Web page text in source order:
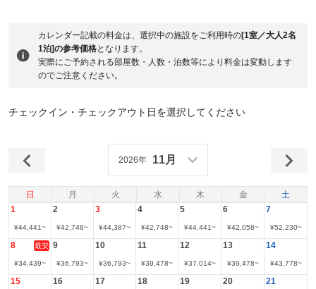
カレンダー記載の料金は、選択中の施設をご利用時の[1室／大人2名
1泊]の参考価格となります。
実際にご予約される部屋数・人数・泊数等により料金は変動します
のでご注意ください。
チェックイン・チェックアウト日を選択してください
日 月 火 水 木 金 土
2026年 11月
1
¥44,441~
2
¥42,748~
3
¥44,387~
4
¥42,748~
5
¥44,441~
6
¥42,058~
7
¥52,230~
8 最安
¥34,439~
9
¥36,793~
10
¥36,793~
11
¥39,478~
12
¥37,014~
13
¥39,478~
14
¥43,778~
15 16 17 18 19 20 21